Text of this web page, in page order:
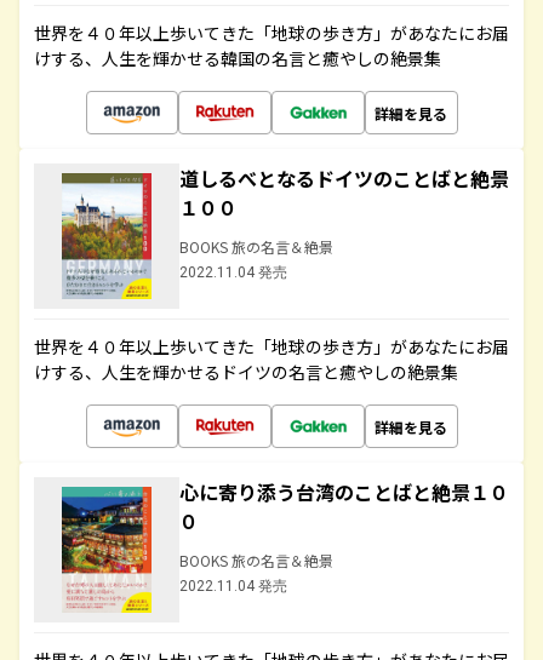
世界を４０年以上歩いてきた「地球の歩き方」があなたにお届
けする、人生を輝かせる韓国の名言と癒やしの絶景集
詳細を見る
道しるべとなるドイツのことばと絶景
１００
BOOKS 旅の名言＆絶景
2022.11.04 発売
世界を４０年以上歩いてきた「地球の歩き方」があなたにお届
けする、人生を輝かせるドイツの名言と癒やしの絶景集
詳細を見る
心に寄り添う台湾のことばと絶景１０
０
BOOKS 旅の名言＆絶景
2022.11.04 発売